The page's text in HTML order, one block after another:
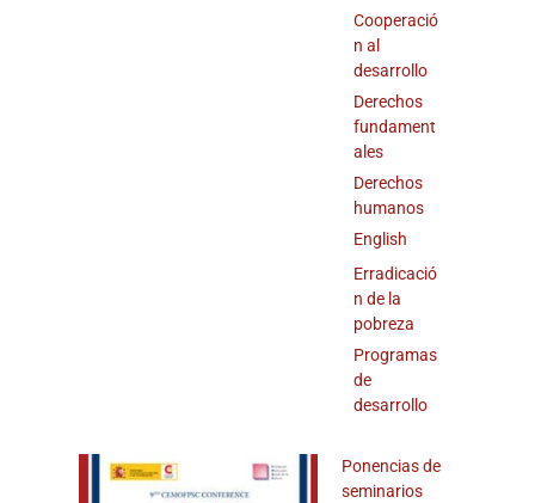
Cooperació
n al
desarrollo
Derechos
fundament
ales
Derechos
humanos
English
Erradicació
n de la
pobreza
Programas
de
desarrollo
Ponencias de
seminarios